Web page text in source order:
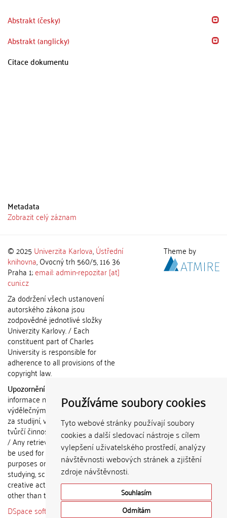
Používáme soubory cookies
Tyto webové stránky používají soubory
cookies a další sledovací nástroje s cílem
vylepšení uživatelského prostředí, analýzy
návštěvnosti webových stránek a zjištění
zdroje návštěvnosti.
Souhlasím
Odmítám
Abstrakt (česky)
Abstrakt (anglicky)
Citace dokumentu
Metadata
Zobrazit celý záznam
© 2025 Univerzita Karlova,Ústřední
knihovna, Ovocný trh 560/5, 116 36
Praha 1;email: admin-repozitar [at]
cuni.cz
Za dodržení všech ustanovení
autorského zákona jsou
zodpovědné jednotlivé složky
Univerzity Karlovy. / Each
constituent part of Charles
University is responsible for
adherence to all provisions of the
copyright law.
Upozornění / Notice:
informace nemohou být použity k
výdělečným účelům nebo vydávány
za studijní, vědeckou nebo jinou
tvůrčí činnost jiné osoby než autora.
/ Any retrieved information shall not
be used for any commercial
purposes or claimed as results of
studying, scientific or any other
creative activities of any person
other than the author.
DSpace software
copyright © 2002-
Theme by